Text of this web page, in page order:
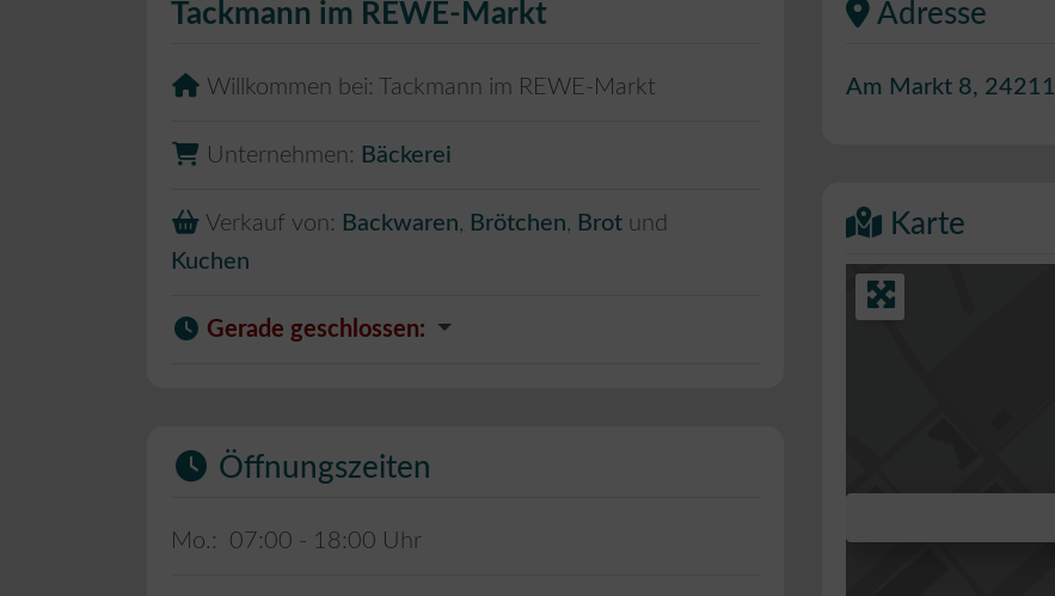
Tackmann im REWE-Markt
Willkommen bei: Tackmann im REWE-Markt
Unternehmen: Bäckerei
Verkauf von: Backwaren, Brötchen, Brot und
Kuchen
Gerade geschlossen:
Öffnungszeiten
Mo.: 07:00 - 18:00
Adresse
Am Markt 8, 24211
Karte